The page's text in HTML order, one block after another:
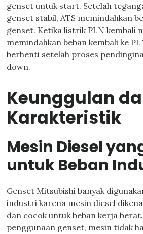
genset untuk start. Setelah
genset stabil, ATS memindahkan
genset. Ketika listrik PLN kembali
memindahkan beban kembali ke
berhenti setelah proses
down.
Keunggulan
Karakteristik
Mesin Diesel
untuk Beban
Genset Mitsubishi banyak
industri karena mesin diesel
dan cocok untuk beban kerja
penggunaan genset, mesin tidak